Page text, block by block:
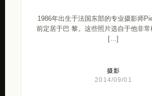
1986年出生于法国东部的专业摄影师
前定居于巴 黎。这些照片选自于他非
[…]
摄影
2014/09/01